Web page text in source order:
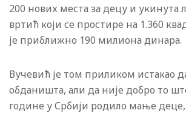
200 нових места за децу и укинута
вртић који се простире на 1.360
је приближно 190 милиона динара.
Вучевић је том приликом истакао
обданишта, али да није добро то
године у Србији родило мање